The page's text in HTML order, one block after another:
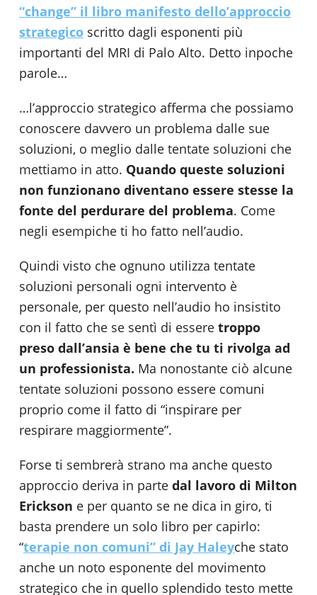
“change” il libro manifesto dello’approccio
strategico scritto dagli esponenti più
importanti del MRI di Palo Alto. Detto inpoche
parole…
…l’approccio strategico afferma che possiamo
conoscere davvero un problema dalle sue
soluzioni, o meglio dalle tentate soluzioni che
mettiamo in atto. Quando queste soluzioni
non funzionano diventano essere stesse la
fonte del perdurare del problema. Come
negli esempiche ti ho fatto nell’audio.
Quindi visto che ognuno utilizza tentate
soluzioni personali ogni intervento è
personale, per questo nell’audio ho insistito
con il fatto che se sentì di essere troppo
preso dall’ansia è bene che tu ti rivolga ad
un professionista. Ma nonostante ciò alcune
tentate soluzioni possono essere comuni
proprio come il fatto di “inspirare per
respirare maggiormente”.
Forse ti sembrerà strano ma anche questo
approccio deriva in parte dal lavoro di Milton
Erickson e per quanto se ne dica in giro, ti
basta prendere un solo libro per capirlo:
“terapie non comuni” di Jay Haleyche stato
anche un noto esponente del movimento
strategico che in quello splendido testo mette